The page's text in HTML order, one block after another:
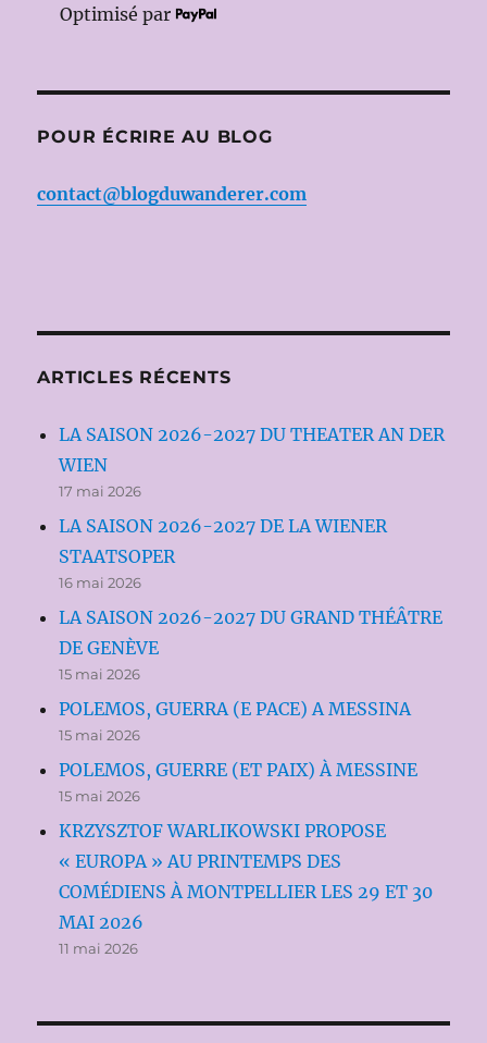
Optimisé par
POUR ÉCRIRE AU BLOG
contact@blogduwanderer.com
ARTICLES RÉCENTS
LA SAISON 2026-2027 DU THEATER AN DER
WIEN
17 mai 2026
LA SAISON 2026-2027 DE LA WIENER
STAATSOPER
16 mai 2026
LA SAISON 2026-2027 DU GRAND THÉÂTRE
DE GENÈVE
15 mai 2026
POLEMOS, GUERRA (E PACE) A MESSINA
15 mai 2026
POLEMOS, GUERRE (ET PAIX) À MESSINE
15 mai 2026
KRZYSZTOF WARLIKOWSKI PROPOSE
« EUROPA » AU PRINTEMPS DES
COMÉDIENS À MONTPELLIER LES 29 ET 30
MAI 2026
11 mai 2026